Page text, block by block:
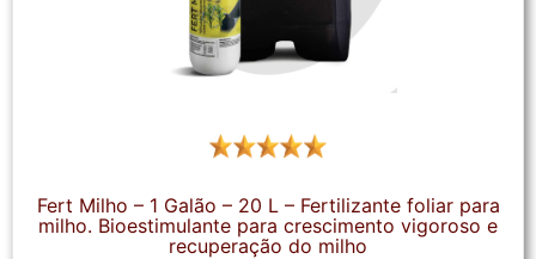
Fert Milho – 1 Galão – 20 L – Fertilizante foliar para
milho. Bioestimulante para crescimento vigoroso e
recuperação do milho